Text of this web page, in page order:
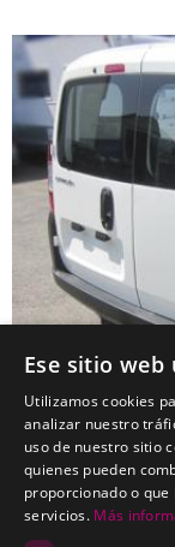
Enganches
Ese sitio web
Utilizamos cookies
analizar nuestro
uso de nuestro sitio
quienes pueden
proporcionado o
servicios. Más